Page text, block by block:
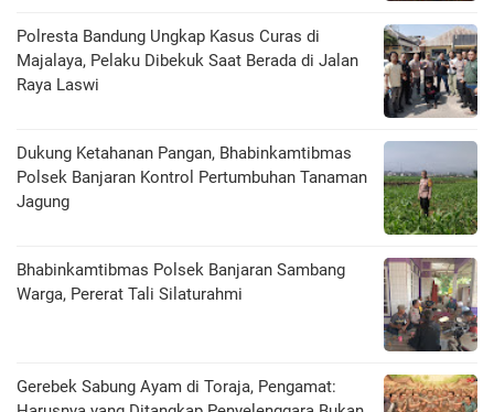
Polresta Bandung Ungkap Kasus Curas di
Majalaya, Pelaku Dibekuk Saat Berada di Jalan
Raya Laswi
Dukung Ketahanan Pangan, Bhabinkamtibmas
Polsek Banjaran Kontrol Pertumbuhan Tanaman
Jagung
Bhabinkamtibmas Polsek Banjaran Sambang
Warga, Pererat Tali Silaturahmi
Gerebek Sabung Ayam di Toraja, Pengamat: